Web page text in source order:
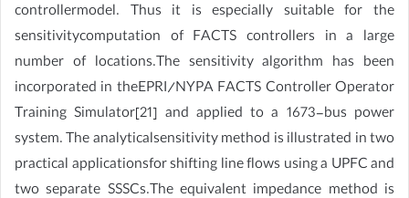
controllermodel. Thus it is especially suitable for the
sensitivitycomputation of FACTS controllers in a large
number of locations.The sensitivity algorithm has been
incorporated in theEPRI/NYPA FACTS Controller Operator
Training Simulator[21] and applied to a 1673-bus power
system. The analyticalsensitivity method is illustrated in two
practical applicationsfor shifting line flows using a UPFC and
two separate SSSCs.The equivalent impedance method is